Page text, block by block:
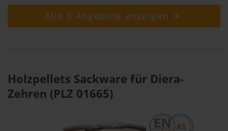
Alle 6 Angebote anzeigen
Holzpellets Sackware für Diera-
Zehren (PLZ 01665)